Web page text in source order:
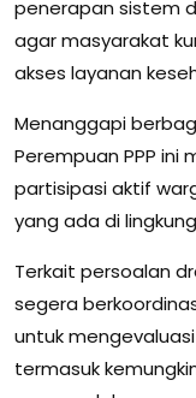
penerapan sistem
agar masyarakat
akses layanan
Menanggapi
Perempuan PPP ini
partisipasi aktif
yang ada di
Terkait persoalan
segera
untuk
termasuk